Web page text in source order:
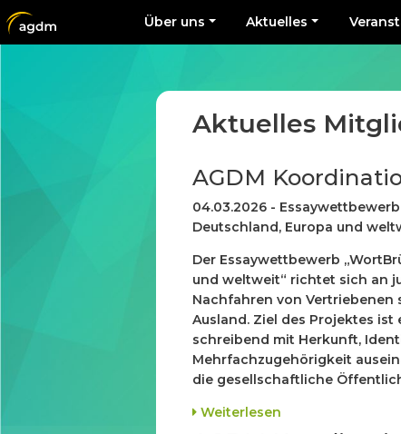
Über uns Aktuelles
Aktuelles
AGDM
04.03.2026 -
Deutschland, Europa und
Der Essaywettbewerb
und weltweit“ richtet sich an
Nachfahren von
Ausland. Ziel des Projektes ist
schreibend mit Herkunft,
Mehrfachzugehörigkeit
die gesellschaftliche
Weiterlesen